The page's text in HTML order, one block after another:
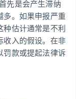
先是会产生滞纳
多。如果申报严重
种估计通常是不利
收入的假设。在非
罚款或提起法律诉